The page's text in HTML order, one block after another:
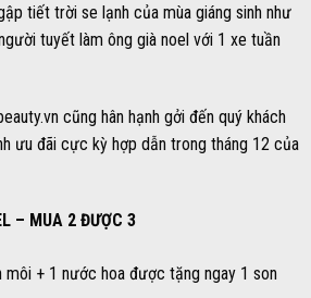
tiết trời se lạnh của mùa giáng sinh như
tuyết làm ông già noel với 1 xe tuần
cũng hân hạnh gởi đến quý khách
ưu đãi cực kỳ hợp dẫn trong tháng 12 của
– MUA 2 ĐƯỢC 3
môi + 1 nước hoa được tặng ngay 1 son